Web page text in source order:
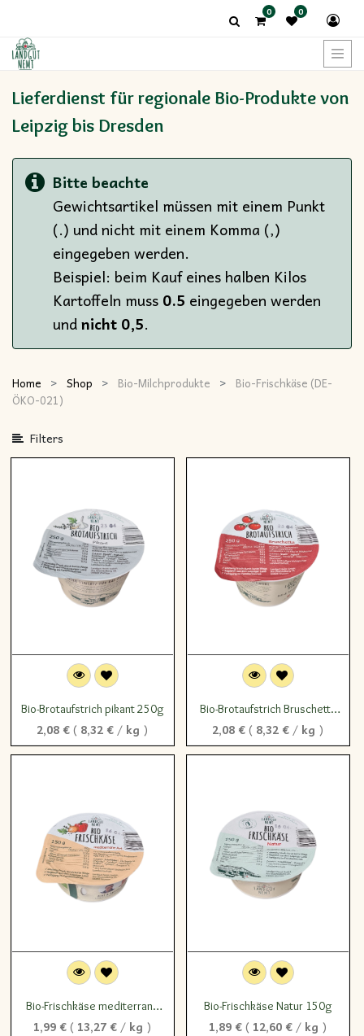
0 0
Lieferdienst für regionale Bio-Produkte von
Leipzig bis Dresden
Bitte beachte
Gewichtsartikel müssen mit einem Punkt
(.) und nicht mit einem Komma (,)
eingegeben werden.
Beispiel: beim Kauf eines halben Kilos
Kartoffeln muss 0.5 eingegeben werden
undnicht 0,5.
Home Shop Bio-Milchprodukte
Bio-Frischkäse (DE-
ÖKO-021)
Filters
Anzeigen
Bio-Brotaufstrich pikant 250g
2,08 €( 8,32 € / kg )
Bio-Brotaufstrich Bruschetta
250g
2,08 €( 8,32 € / kg )
Bio-Frischkäse mediterrane
Art 150g
1,99 €( 13,27 € / kg )
Bio-Frischkäse Natur 150g
1,89 €( 12,60 € / kg )